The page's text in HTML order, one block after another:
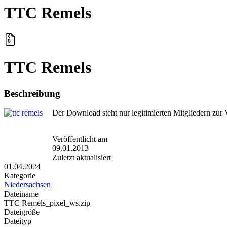
TTC Remels
TTC Remels
Beschreibung
Der Download steht nur legitimierten Mitgliedern zur
Veröffentlicht am
09.01.2013
Zuletzt aktualisiert
01.04.2024
Kategorie
Niedersachsen
Dateiname
TTC Remels_pixel_ws.zip
Dateigröße
Dateityp